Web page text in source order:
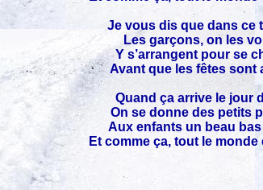
Je vous dis que dans ce
Les garçons, on les
Y s’arrangent pour se
Avant que les fêtes sont
Quand ça arrive le jour
On se donne des petits
Aux enfants un beau bas
Et comme ça, tout le